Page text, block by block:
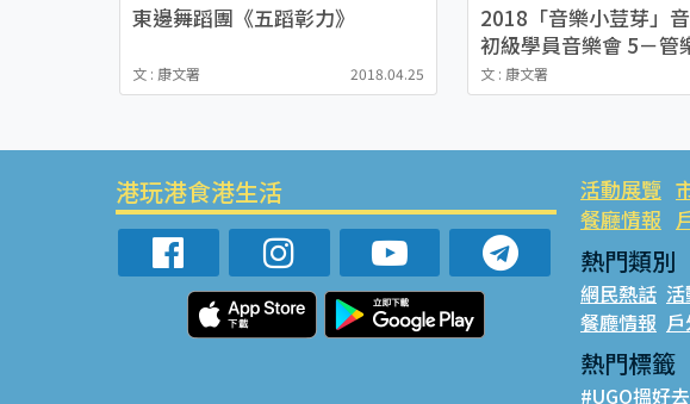
東邊舞蹈團《五蹈彰力》
文 : 康文署 2018.04.25
2018「音樂小荳芽」
初級學員音樂會 5－管
文 : 康文署
港玩港食港生活 活動展覽
餐廳情報
熱門類別
網民熱話
餐廳情報
熱門標籤
#UGO搵好